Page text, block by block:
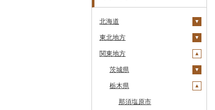
北海道
安平町
八雲町
鹿部町
江差町
白老町
東北地方
青森県
十和田市
大鰐町
南部町
岩手県
宮古市
軽米町
宮城県
柴田町
秋田県
関東地方
茨城県
土浦市
取手市
栃木県
那須塩原市